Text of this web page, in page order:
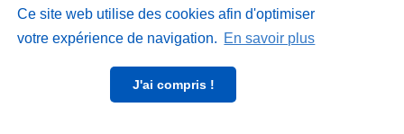
Ce site web utilise des cookies afin d'optimiser
votre expérience de navigation. En savoir plus
J'ai compris !